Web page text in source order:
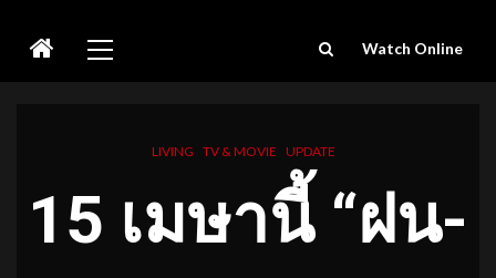
Menu
Watch Online
LIVING TV & MOVIE UPDATE
15 เมษานี้ “ฝน-